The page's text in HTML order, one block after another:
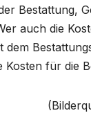
Bestattung,
auch die
für die